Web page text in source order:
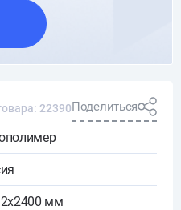
22390Поделиться
мм